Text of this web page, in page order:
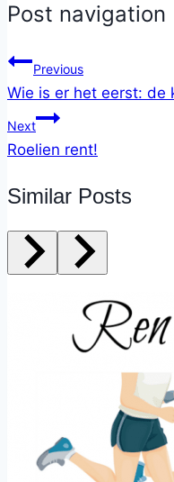
Post navigation
Previous
Wie is er het eerst: de
Next
Roelien rent!
Similar Posts